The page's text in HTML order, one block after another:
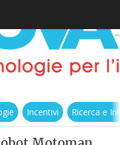
Incentivi Ricerca e